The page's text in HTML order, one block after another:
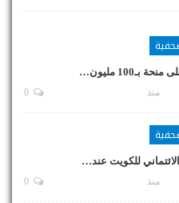
مليون…
منذ
للكويت عند…
منذ